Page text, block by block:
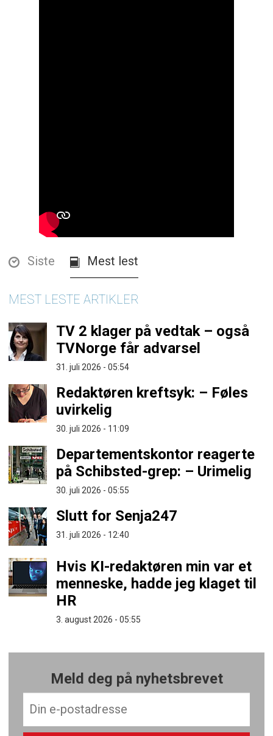
Siste Mest lest
MEST LESTE ARTIKLER
TV 2 klager på vedtak – også
TVNorge får advarsel
31. juli 2026 - 05:54
Redaktøren kreftsyk: – Føles
uvirkelig
30. juli 2026 - 11:09
Departementskontor reagerte
på Schibsted-grep: – Urimelig
30. juli 2026 - 05:55
Slutt for Senja247
31. juli 2026 - 12:40
Hvis KI-redaktøren min var et
menneske, hadde jeg klaget til
HR
3. august 2026 - 05:55
Meld deg på nyhetsbrevet